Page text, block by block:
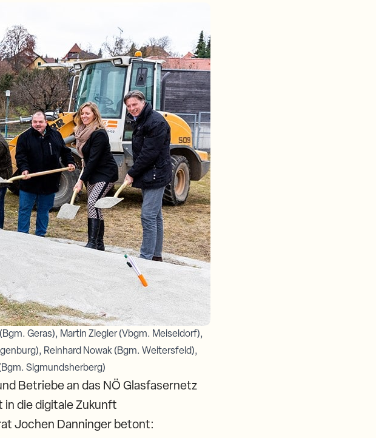
Geras), Martin Ziegler (Vbgm. Meiseldorf),
Reinhard Nowak (Bgm. Weitersfeld),
Sigmundsherberg)
Betriebe an das NÖ Glasfasernetz
die digitale Zukunft
Jochen Danninger betont: